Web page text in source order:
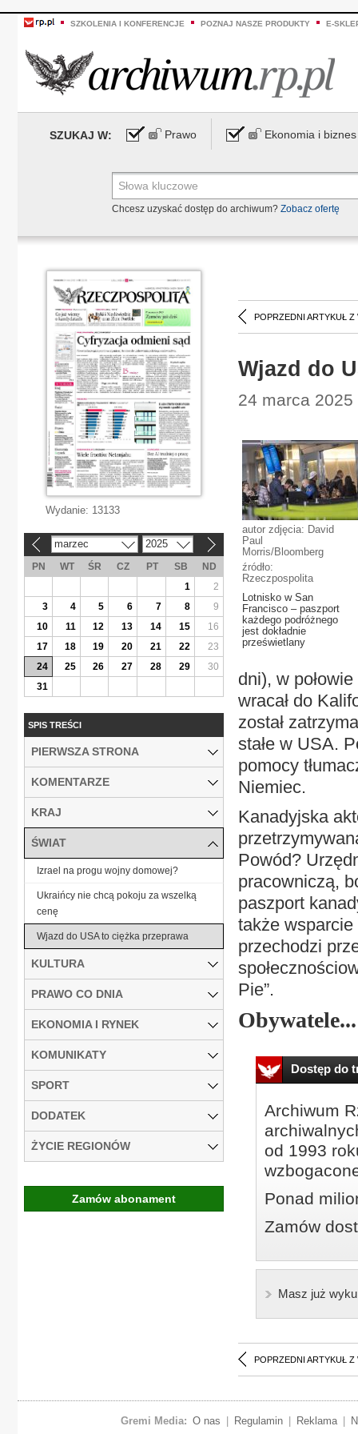
SZKOLENIA I KONFERENCJE POZNAJ NASZE PRODUKTY E-
SZUKAJ W: Prawo Ekonomia i biznes
Chcesz uzyskać dostęp do archiwum? Zobacz ofertę
POPRZEDNI ARTYKUŁ Z
Wjazd do
24 marca 2025
autor zdjęcia: David
Paul
Morris/Bloomberg
źródło:
Rzeczpospolita
Lotnisko w San
Francisco – paszport
każdego podróżnego
jest dokładnie
prześwietlany
dni), w
wracał do
został
stałe w USA.
pomocy
Niemiec.
Kanadyjska
Powód?
pracowniczą,
paszport
także
przechodzi
Pie”.
Obywatele...
Dostęp do
Archiwum
od 1993
Ponad
Zamów
Masz już
POPRZEDNI ARTYKUŁ Z
Wydanie: 13133
marzec 2025
PN WT ŚR CZ PT SB
ND
1
2
3
4 5 6 7 8
9
10
11 12 13 14 15
16
17
18 19 20 21 22
23
24
25 26 27 28 29
30
31
SPIS TREŚCI
PIERWSZA STRONA
KOMENTARZE
KRAJ
ŚWIAT
Izrael na progu wojny domowej?
Ukraińcy nie chcą pokoju za wszelką
cenę
Wjazd do USA to ciężka przeprawa
KULTURA
PRAWO CO DNIA
EKONOMIA I RYNEK
KOMUNIKATY
SPORT
DODATEK
ŻYCIE REGIONÓW
Zamów abonament
Gremi Media: O nas Regulamin Reklama